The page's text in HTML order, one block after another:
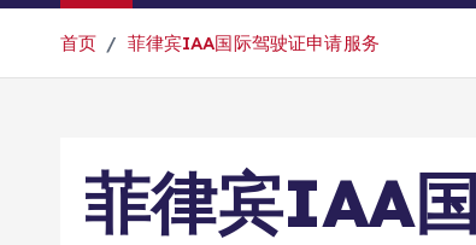
首页 菲律宾IAA国际驾驶证申请服务
菲律宾IAA